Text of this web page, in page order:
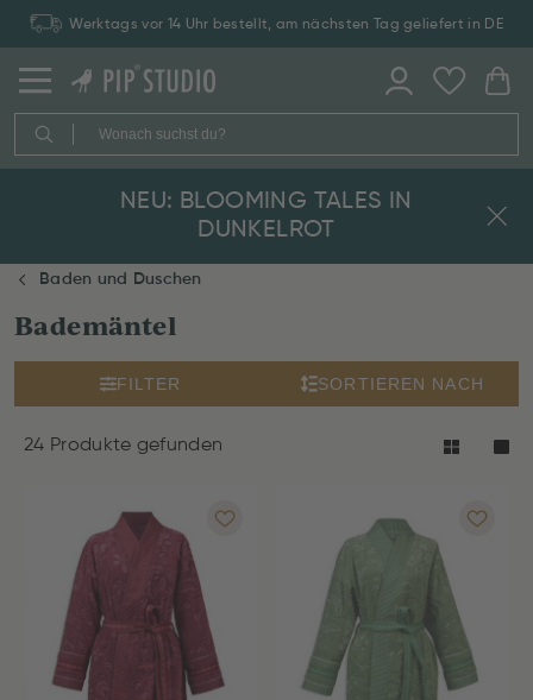
Werktags vor 14 Uhr bestellt, am nächsten Tag geliefert in DE
NEU: BLOOMING TALES IN
DUNKELROT
Baden und Duschen
Bademäntel
FILTER SORTIEREN NACH
24 Produkte gefunden